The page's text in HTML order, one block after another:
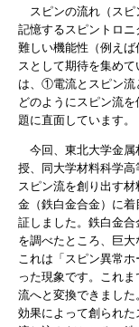
スピンの流れ（スピ
記憶するスピントロ
難しい機能性（例え
スとして期待を集め
は、①電流とスピン流
どのようにスピン流
題に直面しています。
今回、東北大学金属
授、同大学材料科学高
スピン流を創り出す
金（鉄白金合金）に
証しました。鉄白金合
を調べたところ、巨大
これは「スピン異常
った現象です。これ
流へと変換できまし
効果によって創られ